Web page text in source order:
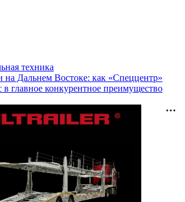
техника
Дальнем Востоке: как «Спеццентр»
в главное конкурентное преимущество